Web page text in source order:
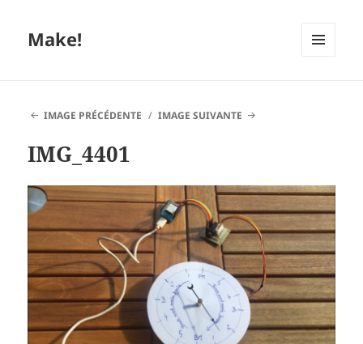
Make!
IMAGE PRÉCÉDENTE
IMAGE SUIVANTE
IMG_4401